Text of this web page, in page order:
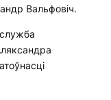
Вальфовіч.